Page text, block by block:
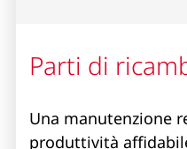
Parti di
Una manutenzione
produttività